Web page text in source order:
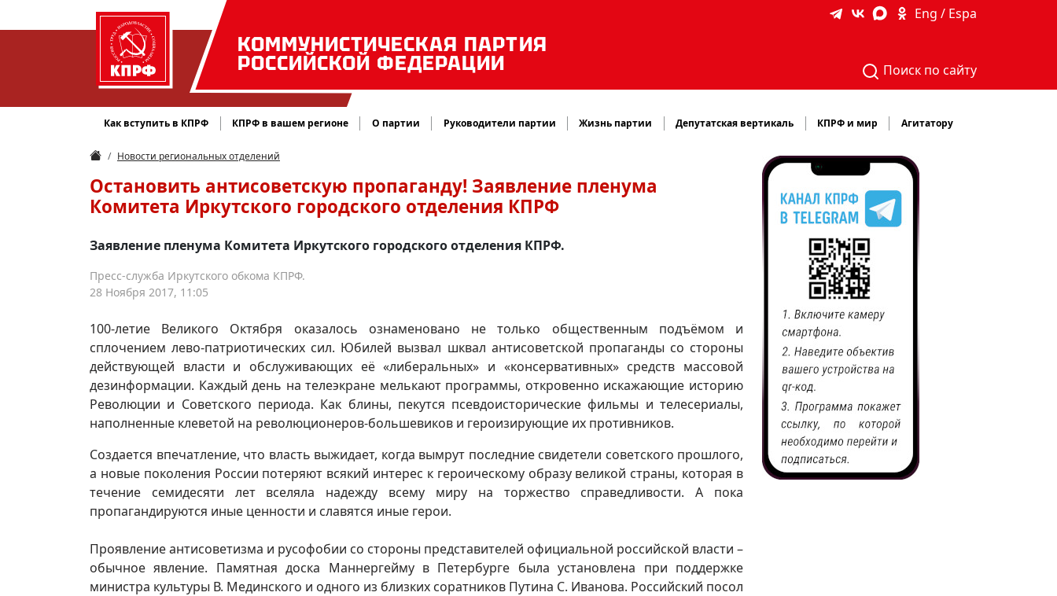
КОММУНИСТИЧЕСКАЯ ПАРТИЯ
РОССИЙСКОЙ ФЕДЕРАЦИИ
Eng / Espa
Поиск по сайту
Как вступить в КПРФ КПРФ в вашем регионе О партии Руководители партии Жизнь партии Депутатская вертикаль КПРФ и мир Агитатору
Новости региональных отделений
Остановить антисоветскую пропаганду! Заявление пленума
Комитета Иркутского городского отделения КПРФ
Заявление пленума Комитета Иркутского городского отделения КПРФ.
Пресс-служба Иркутского обкома КПРФ.
28 Ноября 2017, 11:05
100-летие Великого Октября оказалось ознаменовано не только общественным подъёмом и
сплочением лево-патриотических сил. Юбилей вызвал шквал антисоветской пропаганды со стороны
действующей власти и обслуживающих её «либеральных» и «консервативных» средств массовой
дезинформации. Каждый день на телеэкране мелькают программы, откровенно искажающие историю
Революции и Советского периода. Как блины, пекутся псевдоисторические фильмы и телесериалы,
наполненные клеветой на революционеров-большевиков и героизирующие их противников.
Создается впечатление, что власть выжидает, когда вымрут последние свидетели советского прошлого,
а новые поколения России потеряют всякий интерес к героическому образу великой страны, которая в
течение семидесяти лет вселяла надежду всему миру на торжество справедливости. А пока
пропагандируются иные ценности и славятся иные герои.
Проявление антисоветизма и русофобии со стороны представителей официальной российской власти –
обычное явление. Памятная доска Маннергейму в Петербурге была установлена при поддержке
министра культуры В. Мединского и одного из близких соратников Путина С. Иванова. Российский посол